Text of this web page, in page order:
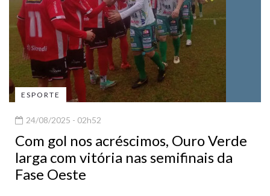
ESPORTE
24/08/2025 - 02h52
Com gol nos acréscimos, Ouro Verde
larga com vitória nas semifinais da
Fase Oeste